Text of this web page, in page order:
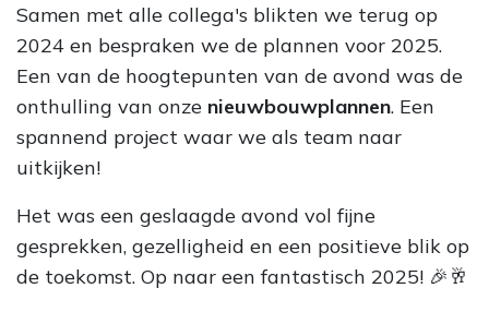
Samen met alle collega's blikten we terug op
2024 en bespraken we de plannen voor 2025.
Een van de hoogtepunten van de avond was de
onthulling van onze nieuwbouwplannen. Een
spannend project waar we als team naar
uitkijken!
Het was een geslaagde avond vol fijne
gesprekken, gezelligheid en een positieve blik op
de toekomst. Op naar een fantastisch 2025! 🎉🥂